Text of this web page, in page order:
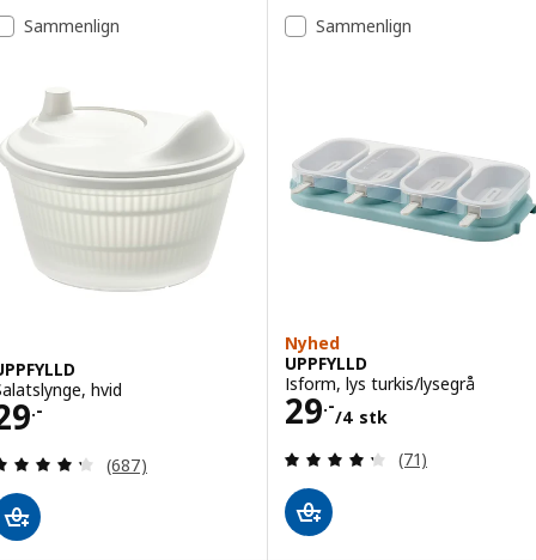
Sammenlign
hvid
.- 29.-
Anmeld: 4.3 ud af 5 Stjerner. Anmeldelser i alt:
(687)
Sammenlign
Nyhed
UPPFYLLD
Isform, lys turkis/lysegrå
29.-
/4 stk
Pris 29.-/4 stk
Anmeld: 4.3 ud
(71)